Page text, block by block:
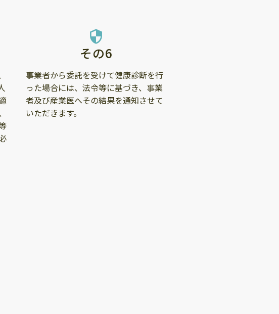
security
その6
事業者から委託を受けて健康診断を行
った場合には、法令等に基づき、事業
者及び産業医へその結果を通知させて
いただきます。